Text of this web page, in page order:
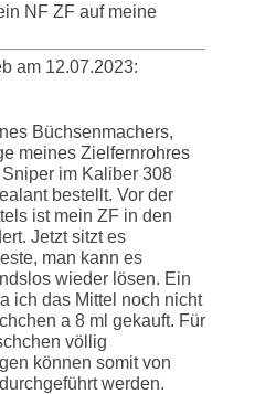
NF ZF auf meine
am 12.07.2023:
Büchsenmachers,
meines Zielfernrohres
im Kaliber 308
bestellt. Vor der
ist mein ZF in den
Jetzt sitzt es
man kann es
wieder lösen. Ein
ich das Mittel noch nicht
a 8 ml gekauft. Für
völlig
können somit von
werden.